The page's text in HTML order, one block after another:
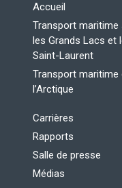
Accueil
Transport maritime
les Grands Lacs et
Saint-Laurent
Transport maritime
l’Arctique
Carrières
Rapports
Salle de presse
Médias